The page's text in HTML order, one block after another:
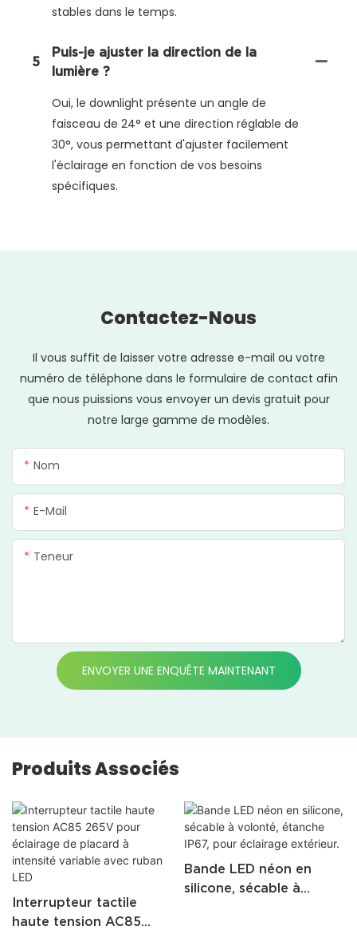
stables dans le temps.
5
Puis-je ajuster la direction de la
lumière ?
Oui, le downlight présente un angle de
faisceau de 24° et une direction réglable de
30°, vous permettant d'ajuster facilement
l'éclairage en fonction de vos besoins
spécifiques.
Contactez-Nous
Il vous suffit de laisser votre adresse e-mail ou votre
numéro de téléphone dans le formulaire de contact afin
que nous puissions vous envoyer un devis gratuit pour
notre large gamme de modèles.
Nom
E-Mail
Teneur
ENVOYER UNE ENQUÊTE MAINTENANT
Produits Associés
Interrupteur tactile
haute tension AC85
Bande LED néon en
silicone, sécable à